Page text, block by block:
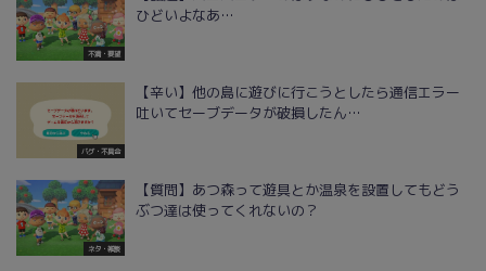
不満・要望
ひどいよなあ…
バグ・不具合
【辛い】他の島に遊びに行こうとしたら通信エラー
吐いてセーブデータが破損したん…
ネタ・雑談
【質問】あつ森って遊具とか温泉を設置してもどう
ぶつ達は使ってくれないの？